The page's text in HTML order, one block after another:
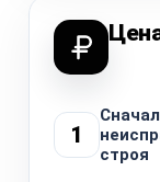
1
строя